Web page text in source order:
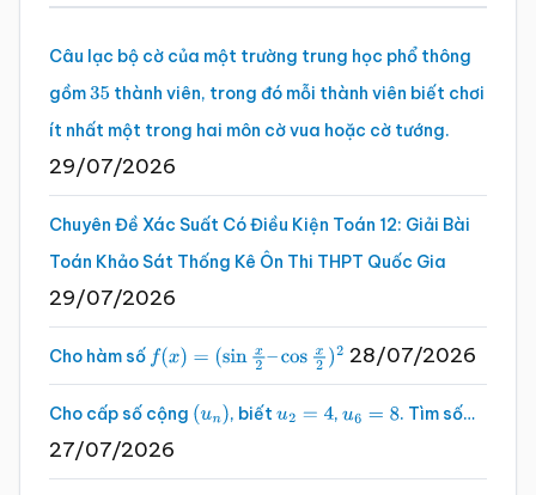
chính
Câu lạc bộ cờ của một trường trung học phổ thông
gồm35 thành viên, trong đó mỗi thành viên biết chơi
ít nhất một trong hai môn cờ vua hoặc cờ tướng.
29/07/2026
Chuyên Đề Xác Suất Có Điều Kiện Toán 12: Giải Bài
Toán Khảo Sát Thống Kê Ôn Thi THPT Quốc Gia
29/07/2026
Cho hàm số f(x)=(sinx2 –cosx2 )2 28/07/2026
Cho cấp số cộng (un), biếtu2 =4 , u6 =8 . Tìm số…
27/07/2026